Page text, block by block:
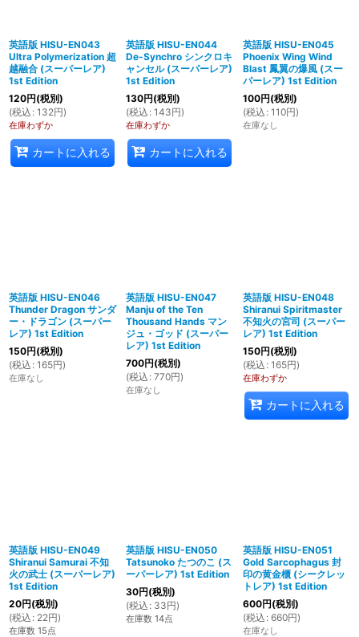
英語版 HISU-EN043
Ultra Polymerization 超
越融合 (スーパーレア)
1st Edition
120円(税別)
(税込 : 132円)
在庫わずか
カートに入れる
英語版 HISU-EN044
De-Synchro シンクロキ
ャンセル (スーパーレア)
1st Edition
130円(税別)
(税込 : 143円)
在庫わずか
カートに入れる
英語版 HISU-EN045
Phoenix Wing Wind
Blast 鳳翼の爆風 (スー
パーレア) 1st Edition
100円(税別)
(税込 : 110円)
在庫なし
英語版 HISU-EN046
Thunder Dragon サンダ
ー・ドラゴン (スーパー
レア) 1st Edition
150円(税別)
(税込 : 165円)
在庫なし
英語版 HISU-EN047
Manju of the Ten
Thousand Hands マン
ジュ・ゴッド (スーパー
レア) 1st Edition
700円(税別)
(税込 : 770円)
在庫なし
英語版 HISU-EN048
Shiranui Spiritmaster
不知火の宮司 (スーパー
レア) 1st Edition
150円(税別)
(税込 : 165円)
在庫わずか
カートに入れる
英語版 HISU-EN049
Shiranui Samurai 不知
火の武士 (スーパーレア)
1st Edition
20円(税別)
(税込 : 22円)
在庫数 15点
英語版 HISU-EN050
Tatsunoko たつのこ (ス
ーパーレア) 1st Edition
30円(税別)
(税込 : 33円)
在庫数 14点
英語版 HISU-EN051
Gold Sarcophagus 封
印の黄金櫃 (シークレッ
トレア) 1st Edition
600円(税別)
(税込 : 660円)
在庫なし